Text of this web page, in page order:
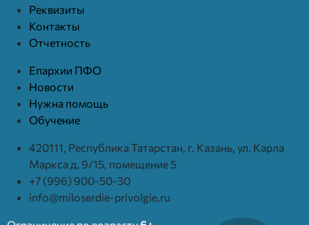
Реквизиты
Контакты
Отчетность
Епархии ПФО
Новости
Нужна помощь
Обучение
420111, Республика Татарстан, г. Казань, ул. Карла
Маркса д. 9/15, помещение 5
+7 (996) 900-50-30
info@miloserdie-privolgie.ru